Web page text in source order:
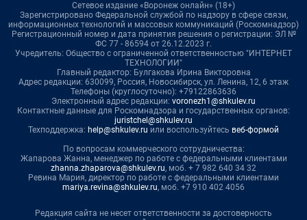
Сетевое издание «Воронеж онлайн» (18+)
Зарегистрировано Федеральной службой по надзору в сфере связи,
информационных технологий и массовых коммуникаций (Роскомнадзор)
Регистрационный номер и дата принятия решения о регистрации: ЭЛ №
ФС 77 - 86594 от 26.12.2023 г.
Учредитель: Общество с ограниченной ответственностью "ИНТЕРНЕТ
ТЕХНОЛОГИИ"
Главный редактор: Булгакова Ирина Викторовна
Адрес редакции: 630099, Россия, Новосибирск, ул. Ленина, 12, 6 этаж
Телефоны (круглосуточно): +79122863636
Электронный адрес редакции: voronezh1@shkulev.ru
Контактные данные для Роскомнадзора и государственных органов:
juristchel@shkulev.ru
Техподдержка: help@shkulev.ru или воспользуйтесь веб-формой
По вопросам коммерческого сотрудничества:
Жапарова Жанна, менеджер по работе с федеральными клиентами
zhanna.zhaparova@shkulev.ru, моб. + 7 982 640 34 32
Ревина Мария, директор по работе с федеральными клиентами
mariya.revina@shkulev.ru, моб. +7 910 402 4056
Редакция сайта не несет ответственности за достоверность